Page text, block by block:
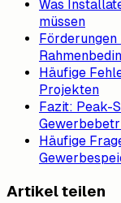
Was
müssen
Häufige
Projekten
Fazit: Peak-
Häufige
Artikel teilen